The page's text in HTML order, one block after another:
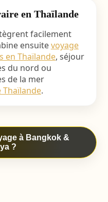
en Thaïlande
facilement
ensuitevoyage
en Thaïlande, séjour
du nord ou
de la mer
Thaïlande.
à Bangkok &
?